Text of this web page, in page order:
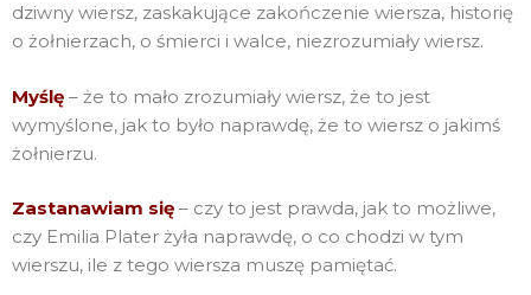
dziwny wiersz, zaskakujące zakończenie wiersza, historię
o żołnierzach, o śmierci i walce, niezrozumiały wiersz.
Myślę – że to mało zrozumiały wiersz, że to jest
wymyślone, jak to było naprawdę, że to wiersz o jakimś
żołnierzu.
Zastanawiam się – czy to jest prawda, jak to możliwe,
czy Emilia Plater żyła naprawdę, o co chodzi w tym
wierszu, ile z tego wiersza muszę pamiętać.